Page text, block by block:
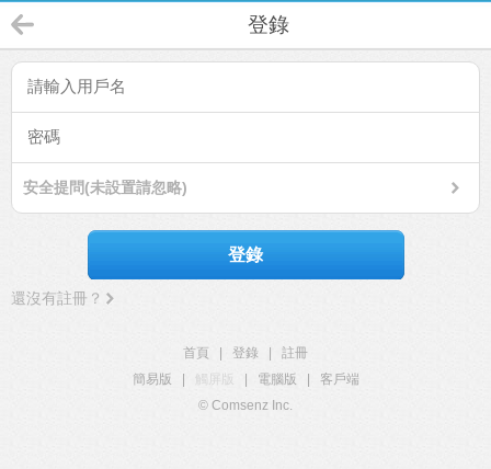
登錄
安全提問(未設置請忽略)
登錄
還沒有註冊？
首頁 登錄
註冊
簡易版
觸屏版 電腦版
客戶端
© Comsenz Inc.